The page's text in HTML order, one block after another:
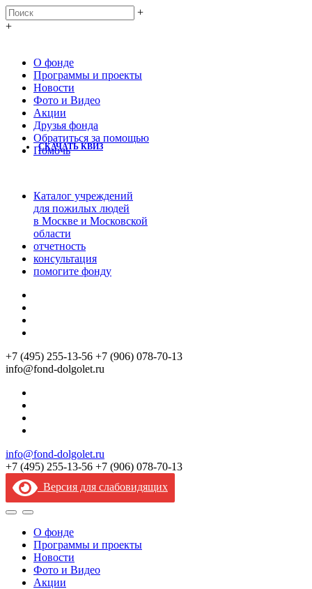
+
+
О фонде
Программы и проекты
Новости
Фото и Видео
Акции
Друзья фонда
Обратиться за помощью
Помочь
СКАЧАТЬ КВИЗ
Каталог учреждений
для пожилых людей
в Москве и Московской
области
отчетность
консультация
помогите фонду
+7 (495) 255‑13‑56 +7 (906) 078‑70‑13
info@fond-dolgolet.ru
info@fond-dolgolet.ru
+7 (495) 255‑13‑56 +7 (906) 078‑70‑13
Версия для слабовидящих
О фонде
Программы и проекты
Новости
Фото и Видео
Акции